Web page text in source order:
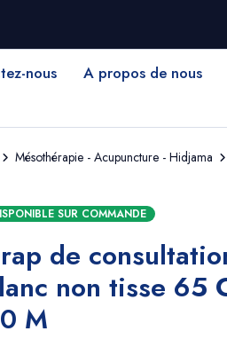
nous A propos de nous
Mésothérapie - Acupuncture - Hidjama
SUR COMMANDE
de
non tisse 65
M